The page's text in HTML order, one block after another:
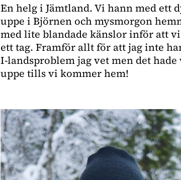
En helg i Jämtland. Vi hann med ett
uppe i Björnen och mysmorgon
med lite blandade känslor inför att
ett tag. Framför allt för att jag inte
I-landsproblem jag vet men det
uppe tills vi kommer hem!